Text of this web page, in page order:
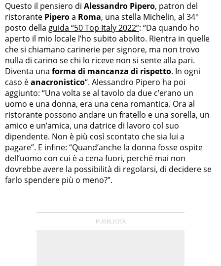
Questo il pensiero di Alessandro Pipero, patron del
ristorante Piperoa Roma, una stella Michelin, al 34°
posto della guida “50 Top Italy 2022”: “Da quando ho
aperto il mio locale l’ho subito abolito. Rientra in quelle
che si chiamano carinerie per signore, ma non trovo
nulla di carino se chi lo riceve non si sente alla pari.
Diventa una forma di mancanza di rispetto. In ogni
caso èanacronistico“. Alessandro Pipero ha poi
aggiunto: “Una volta se al tavolo da due c’erano un
uomo e una donna, era una cena romantica. Ora al
ristorante possono andare un fratello e una sorella, un
amico e un’amica, una datrice di lavoro col suo
dipendente. Non è più così scontato che sia lui a
pagare”. E infine: “Quand’anche la donna fosse ospite
dell’uomo con cui è a cena fuori, perché mai non
dovrebbe avere la possibilità di regolarsi, di decidere se
farlo spendere più o meno?”.